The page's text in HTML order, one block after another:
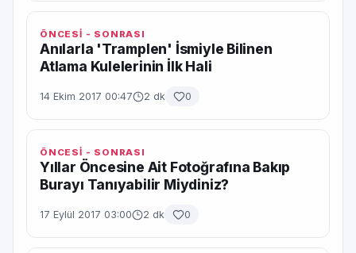
ÖNCESİ - SONRASI
Anılarla 'Tramplen' İsmiyle Bilinen
Atlama Kulelerinin İlk Hali
14 Ekim 2017 00:47 2 dk 0
ÖNCESİ - SONRASI
Yıllar Öncesine Ait Fotoğrafına Bakıp
Burayı Tanıyabilir Miydiniz?
17 Eylül 2017 03:00 2 dk 0